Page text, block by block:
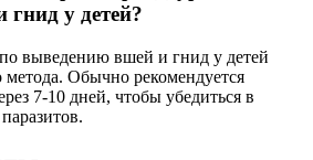
у детей?
выведению вшей и гнид у детей
метода. Обычно рекомендуется
7-10 дней, чтобы убедиться в